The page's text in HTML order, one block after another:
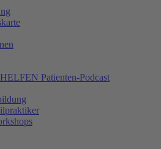
Patienten-Podcast